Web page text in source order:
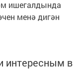
ишегалдында
менә дигән
интересным в